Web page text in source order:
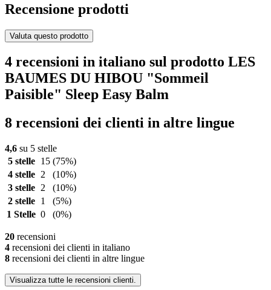
Recensione prodotti
Valuta questo prodotto
4 recensioni in italiano sul prodotto LES
BAUMES DU HIBOU "Sommeil
Paisible" Sleep Easy Balm
8 recensioni dei clienti in altre lingue
4,6 su 5 stelle
5 stelle
15 (75%)
4 stelle
2
(10%)
3 stelle
2
(10%)
2 stelle
1
(5%)
1 Stelle 0 (0%)
20 recensioni
4 recensioni dei clienti in italiano
8 recensioni dei clienti in altre lingue
Visualizza tutte le recensioni clienti.